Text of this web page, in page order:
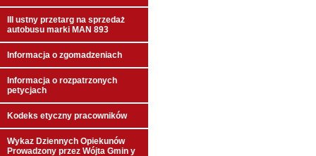
III ustny przetarg na sprzedaż
autobusu marki MAN 893
Informacja o zgomadzeniach
Informacja o rozpatrzonych
petycjach
Kodeks etyczny pracowników
Wykaz Dziennych Opiekunów
Prowadzony przez Wójta Gmin y